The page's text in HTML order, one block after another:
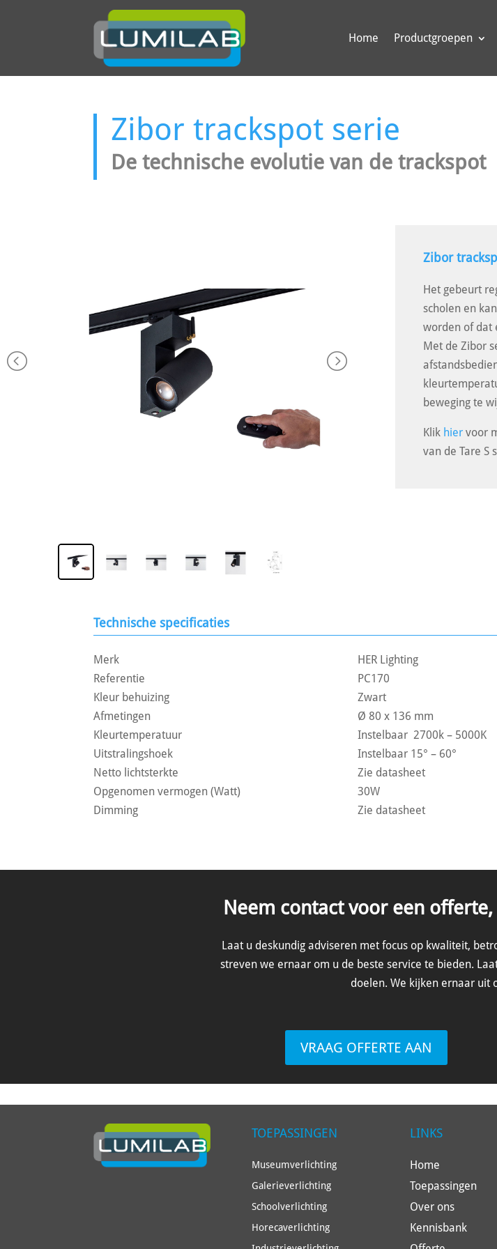
Home Productgroepen
Zibor trackspot serie
De technische evolutie van de trackspot
Zibor
Het gebeurt
scholen en
worden of dat
Met de Zibor
beweging te
Klik hier voor
van de Tare S
Technische specificaties
Merk
Referentie
Kleur behuizing
Afmetingen
Kleurtemperatuur
Uitstralingshoek
Netto lichtsterkte
Opgenomen vermogen (Watt)
Dimming
HER Lighting
PC170
Zwart
Ø 80 x 136 mm
Instelbaar 2700k – 5000K
Instelbaar 15° – 60°
Zie datasheet
30W
Zie datasheet
Neem contact voor een
Laat u deskundig adviseren met focus op kwaliteit,
streven we ernaar om u de beste service te bieden.
doelen. We kijken ernaar uit
VRAAG OFFERTE AAN
TOEPASSINGEN
Museumverlichting
Galerieverlichting
Schoolverlichting
Horecaverlichting
LINKS
Home
Toepassingen
Over ons
Kennisbank